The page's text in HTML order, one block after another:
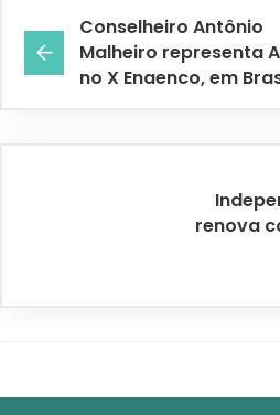
Conselheiro Antônio
Malheiro representa
no X Enaenco, em
renova